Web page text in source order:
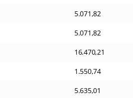
5.071,82
5.071,82
16.470,21
1.550,74
5.635,01